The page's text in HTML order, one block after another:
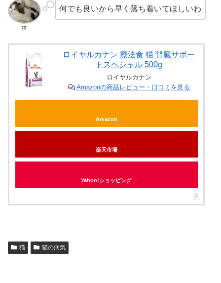
猫
何でも良いから早く落ち着いてほしいわ
ロイヤルカナン 療法食 猫 腎臓サポー
トスペシャル 500g
ロイヤルカナン
Amazonの商品レビュー・口コミを見る
Amazon
楽天市場
Yahoo!ショッピング
猫 猫の病気